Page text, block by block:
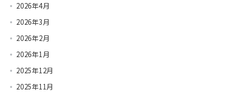
2026年4月
2026年3月
2026年2月
2026年1月
2025年12月
2025年11月